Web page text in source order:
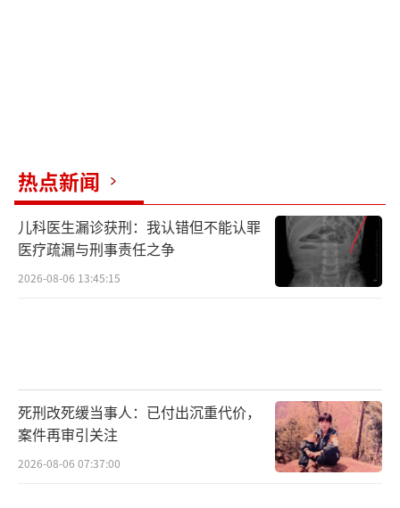
热点新闻
儿科医生漏诊获刑：我认错但不能认罪
医疗疏漏与刑事责任之争
2026-08-06 13:45:15
死刑改死缓当事人：已付出沉重代价，
案件再审引关注
2026-08-06 07:37:00